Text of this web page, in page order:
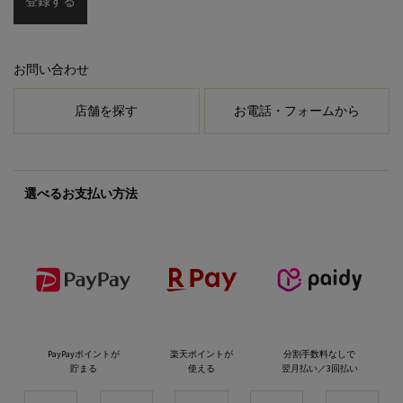
お問い合わせ
店舗を探す お電話・フォームから
選べるお支払い方法
PayPayポイントが
貯まる
楽天ポイントが
使える
分割手数料なしで
翌月払い／3回払い